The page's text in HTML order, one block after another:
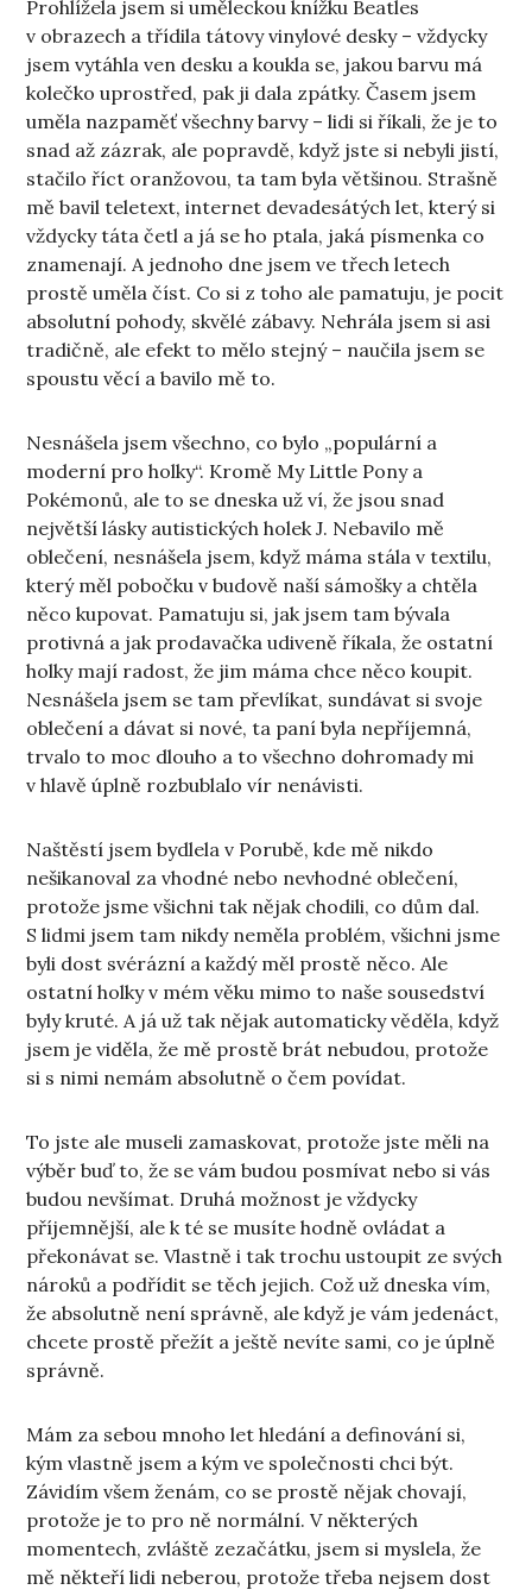
Prohlížela jsem si uměleckou knížku Beatles
v obrazech a třídila tátovy vinylové desky – vždycky
jsem vytáhla ven desku a koukla se, jakou barvu má
kolečko uprostřed, pak ji dala zpátky. Časem jsem
uměla nazpaměť všechny barvy – lidi si říkali, že je to
snad až zázrak, ale popravdě, když jste si nebyli jistí,
stačilo říct oranžovou, ta tam byla většinou. Strašně
mě bavil teletext, internet devadesátých let, který si
vždycky táta četl a já se ho ptala, jaká písmenka co
znamenají. A jednoho dne jsem ve třech letech
prostě uměla číst. Co si z toho ale pamatuju, je pocit
absolutní pohody, skvělé zábavy. Nehrála jsem si asi
tradičně, ale efekt to mělo stejný – naučila jsem se
spoustu věcí a bavilo mě to.
Nesnášela jsem všechno, co bylo „populární a
moderní pro holky“. Kromě My Little Pony a
Pokémonů, ale to se dneska už ví, že jsou snad
největší lásky autistických holek J. Nebavilo mě
oblečení, nesnášela jsem, když máma stála v textilu,
který měl pobočku v budově naší sámošky a chtěla
něco kupovat. Pamatuju si, jak jsem tam bývala
protivná a jak prodavačka udiveně říkala, že ostatní
holky mají radost, že jim máma chce něco koupit.
Nesnášela jsem se tam převlíkat, sundávat si svoje
oblečení a dávat si nové, ta paní byla nepříjemná,
trvalo to moc dlouho a to všechno dohromady mi
v hlavě úplně rozbublalo vír nenávisti.
Naštěstí jsem bydlela v Porubě, kde mě nikdo
nešikanoval za vhodné nebo nevhodné oblečení,
protože jsme všichni tak nějak chodili, co dům dal.
S lidmi jsem tam nikdy neměla problém, všichni jsme
byli dost svérázní a každý měl prostě něco. Ale
ostatní holky v mém věku mimo to naše sousedství
byly kruté. A já už tak nějak automaticky věděla, když
jsem je viděla, že mě prostě brát nebudou, protože
si s nimi nemám absolutně o čem povídat.
To jste ale museli zamaskovat, protože jste měli na
výběr buď to, že se vám budou posmívat nebo si vás
budou nevšímat. Druhá možnost je vždycky
příjemnější, ale k té se musíte hodně ovládat a
překonávat se. Vlastně i tak trochu ustoupit ze svých
nároků a podřídit se těch jejich. Což už dneska vím,
že absolutně není správně, ale když je vám jedenáct,
chcete prostě přežít a ještě nevíte sami, co je úplně
správně.
Mám za sebou mnoho let hledání a definování si,
kým vlastně jsem a kým ve společnosti chci být.
Závidím všem ženám, co se prostě nějak chovají,
protože je to pro ně normální. V některých
momentech, zvláště zezačátku, jsem si myslela, že
mě někteří lidi neberou, protože třeba nejsem dost